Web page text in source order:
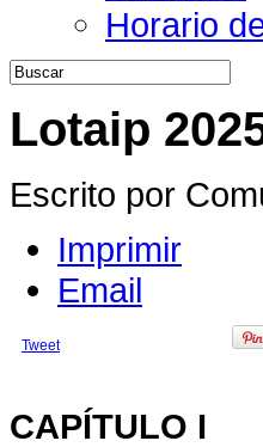
Horario
Lotaip
Escrito por
Imprimir
Email
Tweet
CAPÍTULO I